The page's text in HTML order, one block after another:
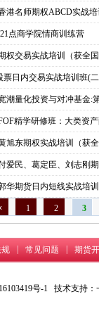
港名师期权ABCD实战培
点商学院情商训练营
权交易实战培训（获全
票日内交易实战培训班(
潮量化投资与对冲基金:
精学研修班：大类资
旭东期权实战培训（获
爱民、葛定臣、刘志刚
华期货日内短线实战培训
1 2 3
常见问题 期货
号-1 技术支持：